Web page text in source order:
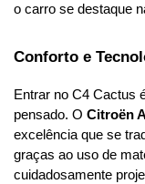
o carro se destaque
Conforto e
Entrar no C4 Cactus
pensado. O Citroën
excelência que se
graças ao uso de
cuidadosamente